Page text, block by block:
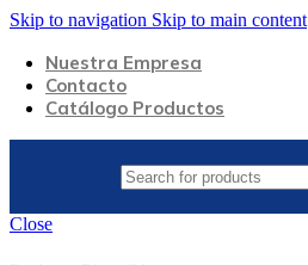
Skip to navigation Skip to main content
Nuestra Empresa
Contacto
Catálogo Productos
Close